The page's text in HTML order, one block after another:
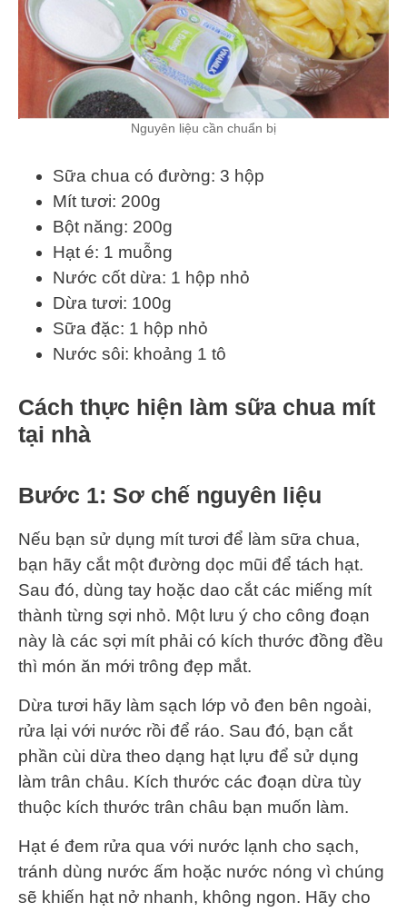
Nguyên liệu cần chuẩn bị
Sữa chua có đường: 3 hộp
Mít tươi: 200g
Bột năng: 200g
Hạt é: 1 muỗng
Nước cốt dừa: 1 hộp nhỏ
Dừa tươi: 100g
Sữa đặc: 1 hộp nhỏ
Nước sôi: khoảng 1 tô
Cách thực hiện làm sữa chua mít
tại nhà
Bước 1: Sơ chế nguyên liệu
Nếu bạn sử dụng mít tươi để làm sữa chua,
bạn hãy cắt một đường dọc mũi để tách hạt.
Sau đó, dùng tay hoặc dao cắt các miếng mít
thành từng sợi nhỏ. Một lưu ý cho công đoạn
này là các sợi mít phải có kích thước đồng đều
thì món ăn mới trông đẹp mắt.
Dừa tươi hãy làm sạch lớp vỏ đen bên ngoài,
rửa lại với nước rồi để ráo. Sau đó, bạn cắt
phần cùi dừa theo dạng hạt lựu để sử dụng
làm trân châu. Kích thước các đoạn dừa tùy
thuộc kích thước trân châu bạn muốn làm.
Hạt é đem rửa qua với nước lạnh cho sạch,
tránh dùng nước ấm hoặc nước nóng vì chúng
sẽ khiến hạt nở nhanh, không ngon. Hãy cho